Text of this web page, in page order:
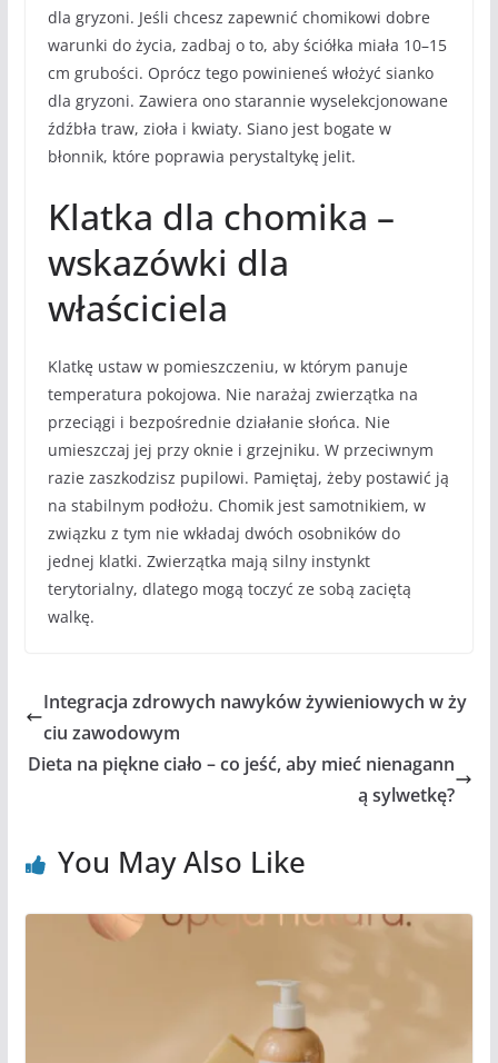
dla gryzoni. Jeśli chcesz zapewnić chomikowi dobre
warunki do życia, zadbaj o to, aby ściółka miała 10–15
cm grubości. Oprócz tego powinieneś włożyć sianko
dla gryzoni. Zawiera ono starannie wyselekcjonowane
źdźbła traw, zioła i kwiaty. Siano jest bogate w
błonnik, które poprawia perystaltykę jelit.
Klatka dla chomika –
wskazówki dla
właściciela
Klatkę ustaw w pomieszczeniu, w którym panuje
temperatura pokojowa. Nie narażaj zwierzątka na
przeciągi i bezpośrednie działanie słońca. Nie
umieszczaj jej przy oknie i grzejniku. W przeciwnym
razie zaszkodzisz pupilowi. Pamiętaj, żeby postawić ją
na stabilnym podłożu. Chomik jest samotnikiem, w
związku z tym nie wkładaj dwóch osobników do
jednej klatki. Zwierzątka mają silny instynkt
terytorialny, dlatego mogą toczyć ze sobą zaciętą
walkę.
Integracja zdrowych nawyków żywieniowych w ży
ciu zawodowym
Dieta na piękne ciało – co jeść, aby mieć nienagann
ą sylwetkę?
You May Also Like